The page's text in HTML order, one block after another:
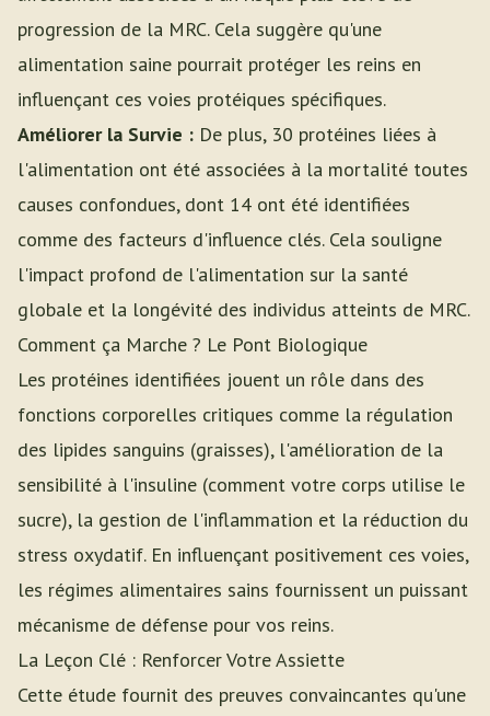
progression de la MRC. Cela suggère qu'une
alimentation saine pourrait protéger les reins en
influençant ces voies protéiques spécifiques.
Améliorer la Survie : De plus, 30 protéines liées à
l'alimentation ont été associées à la mortalité toutes
causes confondues, dont 14 ont été identifiées
comme des facteurs d'influence clés. Cela souligne
l'impact profond de l'alimentation sur la santé
globale et la longévité des individus atteints de MRC.
Comment ça Marche ? Le Pont Biologique
Les protéines identifiées jouent un rôle dans des
fonctions corporelles critiques comme la régulation
des lipides sanguins (graisses), l'amélioration de la
sensibilité à l'insuline (comment votre corps utilise le
sucre), la gestion de l'inflammation et la réduction du
stress oxydatif. En influençant positivement ces voies,
les régimes alimentaires sains fournissent un puissant
mécanisme de défense pour vos reins.
La Leçon Clé : Renforcer Votre Assiette
Cette étude fournit des preuves convaincantes qu'une